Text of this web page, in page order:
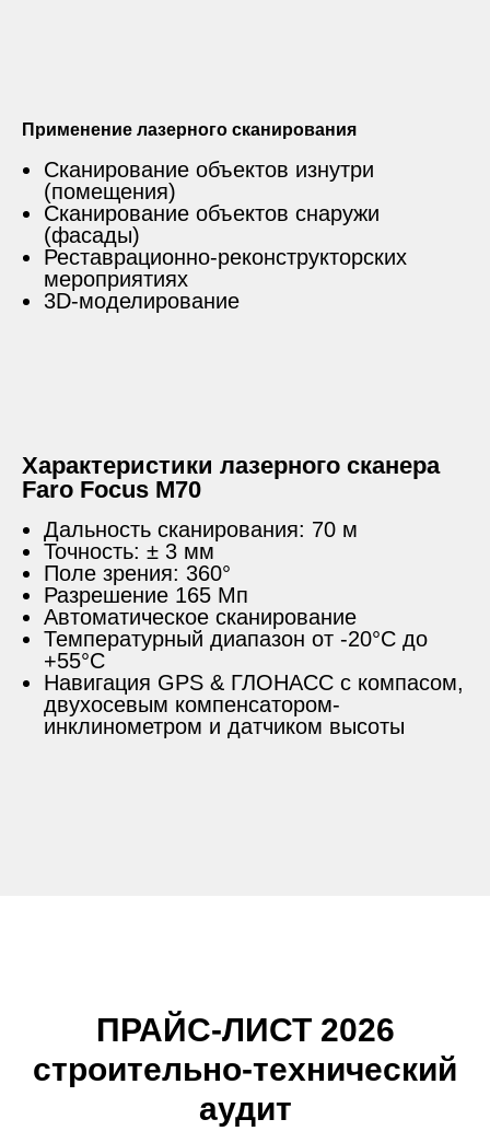
Применение лазерного сканирования
Сканирование объектов изнутри
(помещения)
Сканирование объектов снаружи
(фасады)
Реставрационно-реконструкторских
мероприятиях
3D-моделирование
Характеристики лазерного сканера
Faro Focus M70
Дальность сканирования: 70 м
Точность: ± 3 мм
Поле зрения: 360°
Разрешение 165 Мп
Автоматическое сканирование
Температурный диапазон от -20°C до
+55°C
Навигация GPS & ГЛОНАСС с компасом,
двухосевым компенсатором-
инклинометром и датчиком высоты
ПРАЙС-ЛИСТ 2026
строительно-технический
аудит